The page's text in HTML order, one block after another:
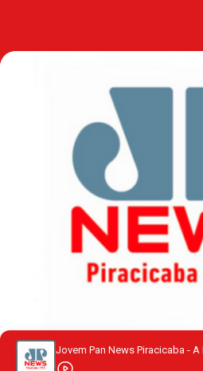
Jovem Pan News Piracicaba -